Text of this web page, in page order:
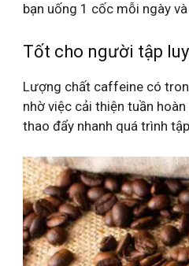
bạn uống 1 cốc mỗi ngày
Tốt cho người tập
Lượng chất caffeine có
nhờ việc cải thiện tuần
thao đẩy nhanh quá trình